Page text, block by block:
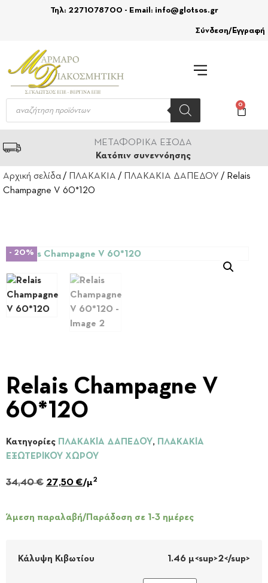
Τηλ: 2271078700 - Email: info@glotsos.gr
Σύνδεση/Εγγραφή
0
ΜΕΤΑΦΟΡΙΚΑ ΕΞΟΔΑ
Κατόπιν συνεννόησης
Αρχική σελίδα / ΠΛΑΚΑΚΙΑ / ΠΛΑΚΑΚΙΑ ΔΑΠΕΔΟΥ / Relais
Champagne V 60*120
- 20%
Relais Champagne V
60*120
Κατηγορίες ΠΛΑΚΑΚΙΑ ΔΑΠΕΔΟΥ, ΠΛΑΚΑΚΙΑ
ΕΞΩΤΕΡΙΚΟΥ ΧΩΡΟΥ
34,40€ 27,50 €/μ2
Άμεση παραλαβή/Παράδοση σε 1-3 ημέρες
Κάλυψη Κιβωτίου 1.46 μ<sup>2</sup>